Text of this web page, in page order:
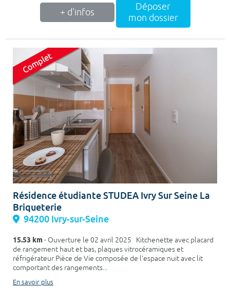
+ d'infos
Déposer
mon dossier
Résidence étudiante STUDEA Ivry Sur Seine La
Briqueterie
94200 Ivry-sur-Seine
15.53 km- Ouverture le 02 avril 2025 Kitchenette avec placard
de rangement haut et bas, plaques vitrocéramiques et
réfrigérateur Pièce de Vie composée de l'espace nuit avec lit
comportant des rangements...
En savoir plus